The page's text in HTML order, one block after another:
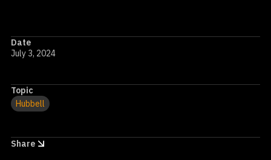
Date
July 3, 2024
Topic
Hubbell
Share